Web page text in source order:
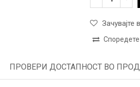
ПРОВЕРИ ДОСТАПНОСТ ВО